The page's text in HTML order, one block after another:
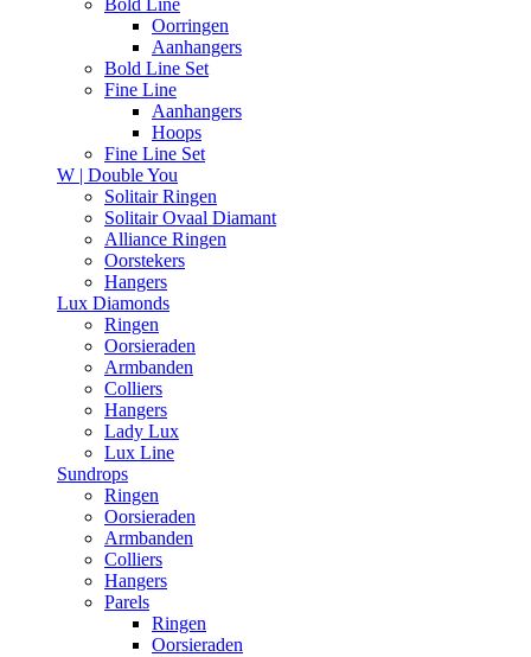
Bold Line
Oorringen
Aanhangers
Bold Line Set
Fine Line
Aanhangers
Hoops
Fine Line Set
W | Double You
Solitair Ringen
Solitair Ovaal Diamant
Alliance Ringen
Oorstekers
Hangers
Lux Diamonds
Ringen
Oorsieraden
Armbanden
Colliers
Hangers
Lady Lux
Lux Line
Sundrops
Ringen
Oorsieraden
Armbanden
Colliers
Hangers
Parels
Ringen
Oorsieraden